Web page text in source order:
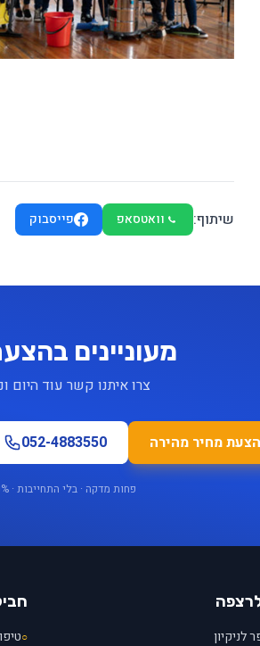
שיתוף: וואטסאפ פייסבוק
מעוניינים
צרו איתנו קשר עוד היום
מחיר מהירה 052-4883550
פחות מדקה · בלי התחייבות · 100% אחריות
לניקיון ○